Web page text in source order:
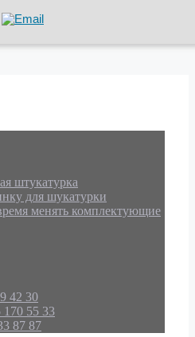
штукатурка
для шукатурки
менять комплектующие
42 30
55 33
87 87